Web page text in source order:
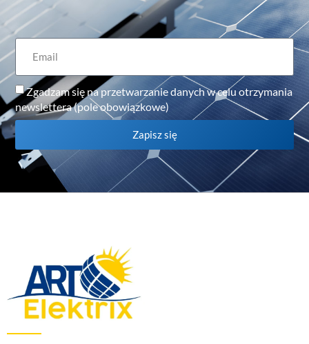
Zgadzam się na przetwarzanie danych w celu otrzymania
newslettera (pole obowiązkowe)
Zapisz się